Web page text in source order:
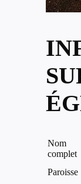
Nom
complet
Paroisse